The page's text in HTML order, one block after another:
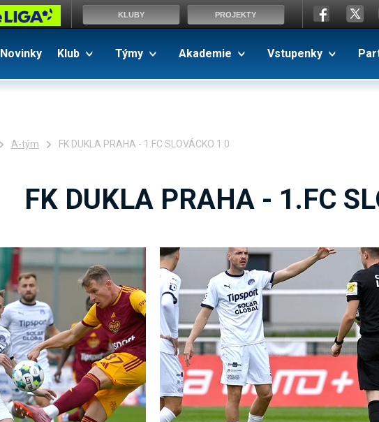
Novinky Klub Týmy Akademie Vstupenky
A-tým FK DUKLA PRAHA - 1.FC SLOVÁCKO 1:0
FK DUKLA PRAHA - 1.FC
KLUBY PROJEKTY